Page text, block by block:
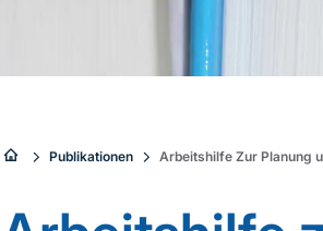
Sie
sind
Publikationen Arbeitshilfe Zur Planung